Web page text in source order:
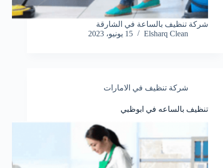
شركة تنظيف بالساعة في الشارقة
Elsharq Clean
15 يونيو، 2023
شركة تنظيف في الامارات
تنظيف بالساعه في ابوظبي